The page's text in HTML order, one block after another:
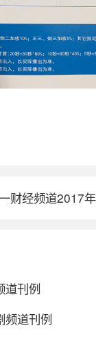
财经频道2017
道刊例
频道刊例